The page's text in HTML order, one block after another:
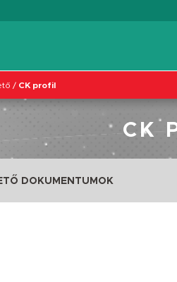
/ CK profil
CK
DOKUMENTUMOK